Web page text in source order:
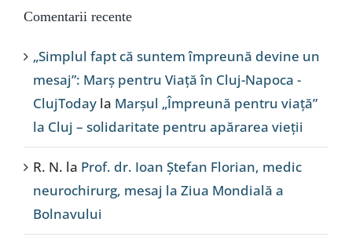
Comentarii recente
„Simplul fapt că suntem împreună devine un
mesaj”: Marș pentru Viață în Cluj-Napoca -
ClujToday la Marșul „Împreună pentru viață”
la Cluj – solidaritate pentru apărarea vieții
R. N. la Prof. dr. Ioan Ștefan Florian, medic
neurochirurg, mesaj la Ziua Mondială a
Bolnavului